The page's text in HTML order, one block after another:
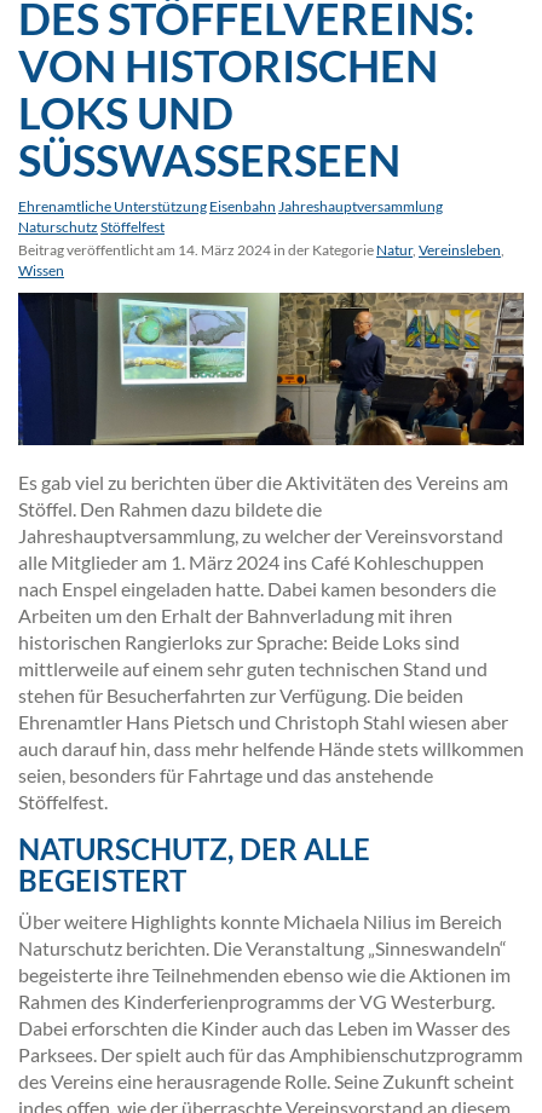
DES STÖFFELVEREINS:
VON HISTORISCHEN
LOKS UND
SÜSSWASSERSEEN
Ehrenamtliche Unterstützung Eisenbahn Jahreshauptversammlung
Naturschutz Stöffelfest
Beitrag veröffentlicht am 14. März 2024 in der Kategorie Natur, Vereinsleben,
Wissen
Es gab viel zu berichten über die Aktivitäten des Vereins am
Stöffel. Den Rahmen dazu bildete die
Jahreshauptversammlung, zu welcher der Vereinsvorstand
alle Mitglieder am 1. März 2024 ins Café Kohleschuppen
nach Enspel eingeladen hatte. Dabei kamen besonders die
Arbeiten um den Erhalt der Bahnverladung mit ihren
historischen Rangierloks zur Sprache: Beide Loks sind
mittlerweile auf einem sehr guten technischen Stand und
stehen für Besucherfahrten zur Verfügung. Die beiden
Ehrenamtler Hans Pietsch und Christoph Stahl wiesen aber
auch darauf hin, dass mehr helfende Hände stets willkommen
seien, besonders für Fahrtage und das anstehende
Stöffelfest.
NATURSCHUTZ, DER ALLE
BEGEISTERT
Über weitere Highlights konnte Michaela Nilius im Bereich
Naturschutz berichten. Die Veranstaltung „Sinneswandeln“
begeisterte ihre Teilnehmenden ebenso wie die Aktionen im
Rahmen des Kinderferienprogramms der VG Westerburg.
Dabei erforschten die Kinder auch das Leben im Wasser des
Parksees. Der spielt auch für das Amphibienschutzprogramm
des Vereins eine herausragende Rolle. Seine Zukunft scheint
indes offen, wie der überraschte Vereinsvorstand an diesem